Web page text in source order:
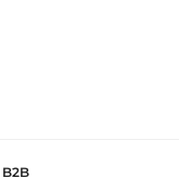
B2B